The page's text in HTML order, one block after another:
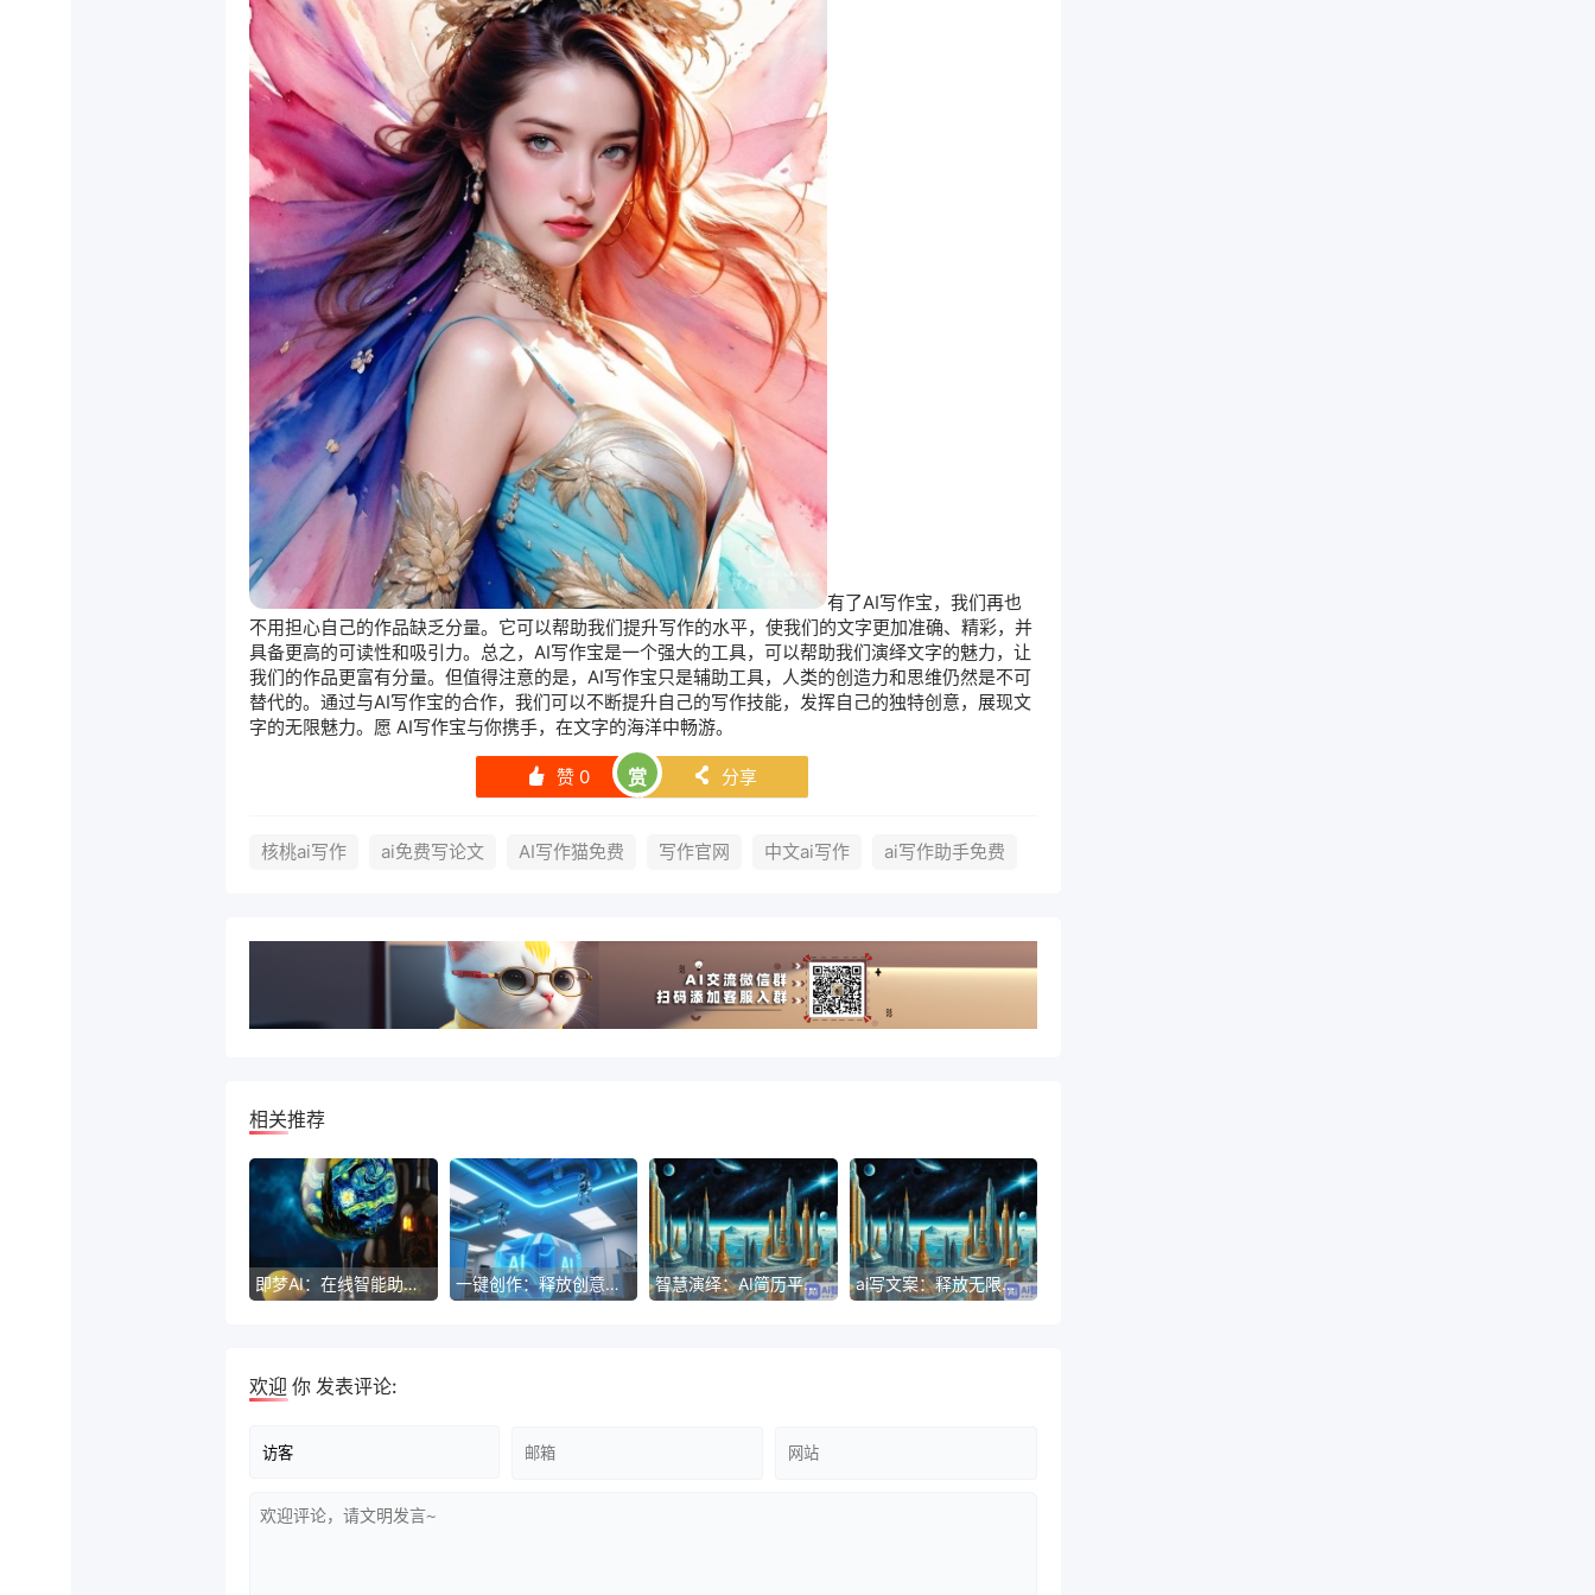
有了AI写作宝，我们再也
不用担心自己的作品缺乏分量。它可以帮助我们提升写作的水平，使我们的文字更加准确、精彩，并
具备更高的可读性和吸引力。总之，AI写作宝是一个强大的工具，可以帮助我们演绎文字的魅力，让
我们的作品更富有分量。但值得注意的是，AI写作宝只是辅助工具，人类的创造力和思维仍然是不可
替代的。通过与AI写作宝的合作，我们可以不断提升自己的写作技能，发挥自己的独特创意，展现文
字的无限魅力。愿 AI写作宝与你携手，在文字的海洋中畅游。
󰄼 赞 0 赏 󰄯 分享
核桃ai写作 ai免费写论文 AI写作猫免费 写作官网 中文ai写作 ai写作助手免费
相关推荐
即梦AI：在线智能助手，开启智能新体验 一键创作：释放创意的神奇之门 智慧演绎：AI简历平台开启您的职业新纪元 ai写文案：释放无限可能
欢迎 你 发表评论: